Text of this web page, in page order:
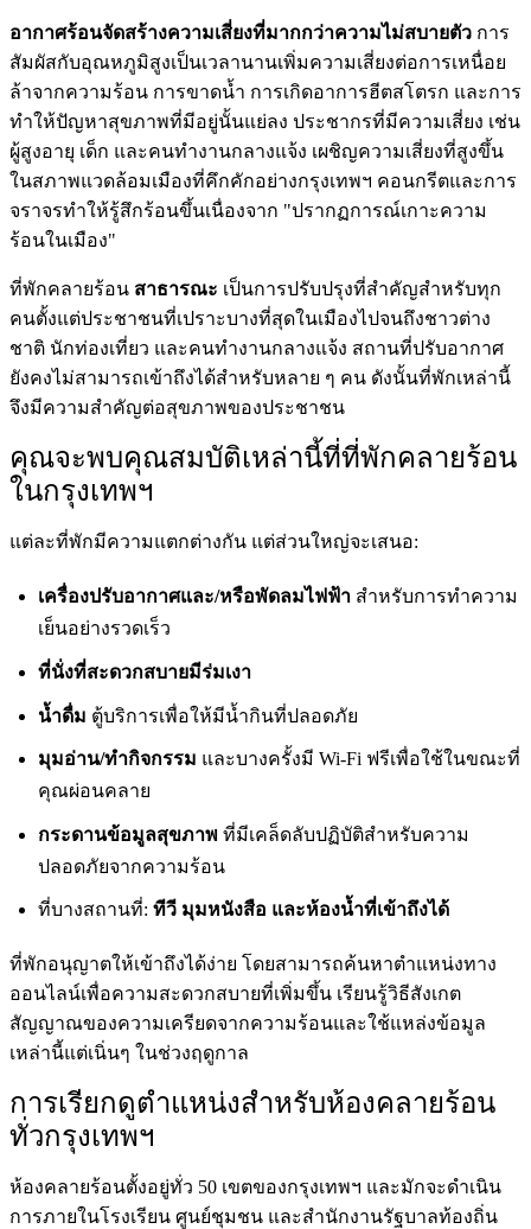
อากาศร้อนจัดสร้างความเสี่ยงที่มากกว่าความไม่สบายตัว การ
สัมผัสกับอุณหภูมิสูงเป็นเวลานานเพิ่มความเสี่ยงต่อการเหนื่อย
ล้าจากความร้อน การขาดน้ำ การเกิดอาการฮีตสโตรก และการ
ทำให้ปัญหาสุขภาพที่มีอยู่นั้นแย่ลง ประชากรที่มีความเสี่ยง เช่น
ผู้สูงอายุ เด็ก และคนทำงานกลางแจ้ง เผชิญความเสี่ยงที่สูงขึ้น
ในสภาพแวดล้อมเมืองที่คึกคักอย่างกรุงเทพฯ คอนกรีตและการ
จราจรทำให้รู้สึกร้อนขึ้นเนื่องจาก "ปรากฏการณ์เกาะความ
ร้อนในเมือง"
ที่พักคลายร้อน สาธารณะ เป็นการปรับปรุงที่สำคัญสำหรับทุก
คนตั้งแต่ประชาชนที่เปราะบางที่สุดในเมืองไปจนถึงชาวต่าง
ชาติ นักท่องเที่ยว และคนทำงานกลางแจ้ง สถานที่ปรับอากาศ
ยังคงไม่สามารถเข้าถึงได้สำหรับหลาย ๆ คน ดังนั้นที่พักเหล่านี้
จึงมีความสำคัญต่อสุขภาพของประชาชน
คุณจะพบคุณสมบัติเหล่านี้ที่ที่พักคลายร้อน
ในกรุงเทพฯ
แต่ละที่พักมีความแตกต่างกัน แต่ส่วนใหญ่จะเสนอ:
เครื่องปรับอากาศและ/หรือพัดลมไฟฟ้า สำหรับการทำความ
เย็นอย่างรวดเร็ว
ที่นั่งที่สะดวกสบายมีร่มเงา
น้ำดื่ม ตู้บริการเพื่อให้มีน้ำกินที่ปลอดภัย
มุมอ่าน/ทำกิจกรรม และบางครั้งมี Wi-Fi ฟรีเพื่อใช้ในขณะที่
คุณผ่อนคลาย
กระดานข้อมูลสุขภาพ ที่มีเคล็ดลับปฏิบัติสำหรับความ
ปลอดภัยจากความร้อน
ที่บางสถานที่: ทีวี มุมหนังสือ และห้องน้ำที่เข้าถึงได้
ที่พักอนุญาตให้เข้าถึงได้ง่าย โดยสามารถค้นหาตำแหน่งทาง
ออนไลน์เพื่อความสะดวกสบายที่เพิ่มขึ้น เรียนรู้วิธีสังเกต
สัญญาณของความเครียดจากความร้อนและใช้แหล่งข้อมูล
เหล่านี้แต่เนิ่นๆ ในช่วงฤดูกาล
การเรียกดูตำแหน่งสำหรับห้องคลายร้อน
ทั่วกรุงเทพฯ
ห้องคลายร้อนตั้งอยู่ทั่ว 50 เขตของกรุงเทพฯ และมักจะดำเนิน
การภายในโรงเรียน ศูนย์ชุมชน และสำนักงานรัฐบาลท้องถิ่น